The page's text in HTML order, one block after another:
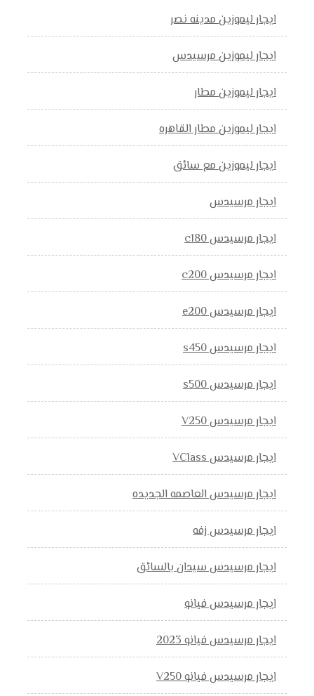
ايجار ليموزين مدينه نصر
ايجار ليموزين مرسيدس
ايجار ليموزين مطار
ايجار ليموزين مطار القاهره
ايجار ليموزين مع سائق
ايجار مرسيدس
ايجار مرسيدس c180
ايجار مرسيدس c200
ايجار مرسيدس e200
ايجار مرسيدس s450
ايجار مرسيدس s500
ايجار مرسيدس V250
ايجار مرسيدس VClass
ايجار مرسيدس العاصمه الجديده
ايجار مرسيدس زفه
ايجار مرسيدس سيدان بالسائق
ايجار مرسيدس فيانو
ايجار مرسيدس فيانو 2023
ايجار مرسيدس فيانو V250